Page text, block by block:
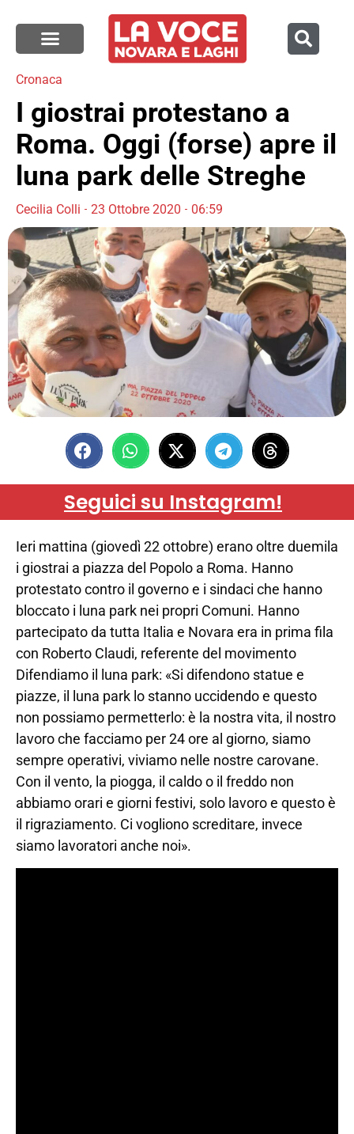
Cronaca
I giostrai protestano a
Roma. Oggi (forse) apre il
luna park delle Streghe
Cecilia Colli 23 Ottobre 2020 06:59
Seguici su Instagram!
Ieri mattina (giovedì 22 ottobre) erano oltre duemila
i giostrai a piazza del Popolo a Roma. Hanno
protestato contro il governo e i sindaci che hanno
bloccato i luna park nei propri Comuni. Hanno
partecipato da tutta Italia e Novara era in prima fila
con Roberto Claudi, referente del movimento
Difendiamo il luna park: «Si difendono statue e
piazze, il luna park lo stanno uccidendo e questo
non possiamo permetterlo: è la nostra vita, il nostro
lavoro che facciamo per 24 ore al giorno, siamo
sempre operativi, viviamo nelle nostre carovane.
Con il vento, la piogga, il caldo o il freddo non
abbiamo orari e giorni festivi, solo lavoro e questo è
il rigraziamento. Ci vogliono screditare, invece
siamo lavoratori anche noi».